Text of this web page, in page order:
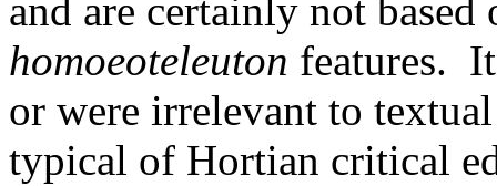
and are certainly not
homoeoteleuton features.
or were irrelevant to
typical of Hortian critical